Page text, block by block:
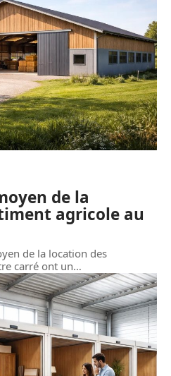
de la
agricole au
de la location des
carré ont un…